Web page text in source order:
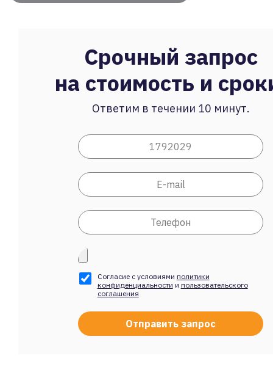
Срочный запрос
на стоимость и
Ответим в течении 10 минут.
Согласие с условиями политики
конфиденциальности и пользовательского
соглашения